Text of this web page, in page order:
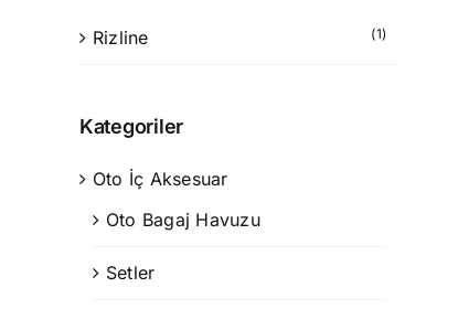
Rizline (1)
Kategoriler
Oto İç Aksesuar
Oto Bagaj Havuzu
Setler